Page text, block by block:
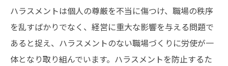
ハラスメントは個人の尊厳を不当に傷つけ、職場の秩序
を乱すばかりでなく、経営に重大な影響を与える問題で
あると捉え、ハラスメントのない職場づくりに労使が一
体となり取り組んでいます。ハラスメントを防止するた